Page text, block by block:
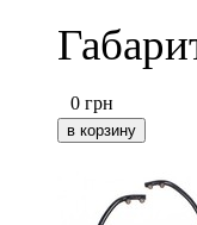
0 грн